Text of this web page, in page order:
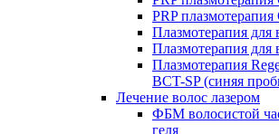
PRP плазмотерапия
Плазмотерапия для
Плазмотерапия для
Плазмотерапия
BCT-SP (синяя
Лечение волос лазером
ФБМ волосистой
геля